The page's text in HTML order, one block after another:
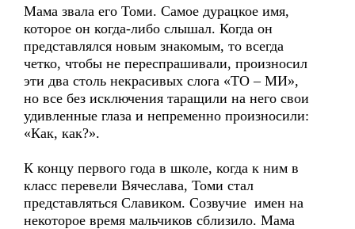
Мама звала его Томи. Самое дурацкое имя,
которое он когда-либо слышал. Когда он
представлялся новым знакомым, то всегда
четко, чтобы не переспрашивали, произносил
эти два столь некрасивых слога «ТО – МИ»,
но все без исключения таращили на него свои
удивленные глаза и непременно произносили:
«Как, как?».
К концу первого года в школе, когда к ним в
класс перевели Вячеслава, Томи стал
представляться Славиком. Созвучие имен на
некоторое время мальчиков сблизило. Мама